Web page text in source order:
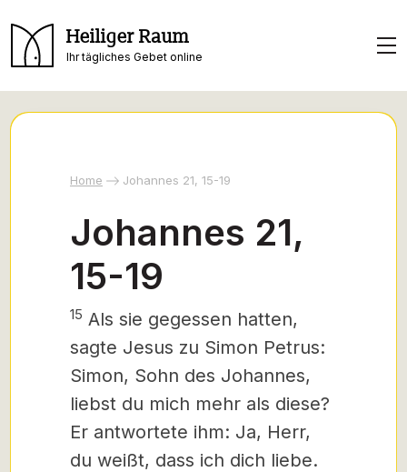
Heiliger Raum
Ihr tägliches Gebet online
Home Johannes 21, 15-19
Johannes 21,
15-19
15 Als sie gegessen hatten,
sagte Jesus zu Simon Petrus:
Simon, Sohn des Johannes,
liebst du mich mehr als diese?
Er antwortete ihm: Ja, Herr,
du weißt, dass ich dich liebe.